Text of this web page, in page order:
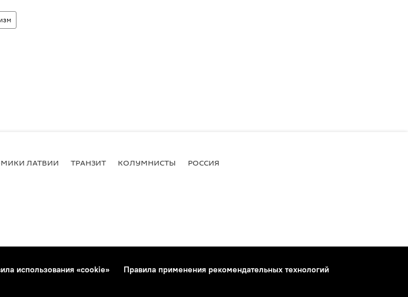
ЛАТВИИ ТРАНЗИТ КОЛУМНИСТЫ РОССИЯ
использования «cookie»
Правила применения рекомендательных технологий